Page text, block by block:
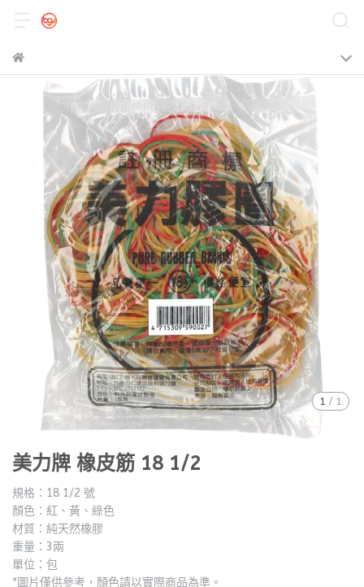
1 / 1
美力牌 橡皮筋 18 1/2
規格：18 1/2 號
顏色：紅、黃、綠色
材質：純天然橡膠
重量：3兩
單位：包
*圖片僅供參考，顏色請以實際商品為準。